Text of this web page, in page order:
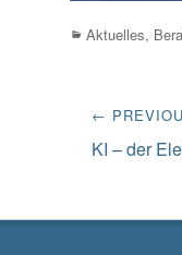
Categories
Aktuelles,
Beitrags-
←
Previous
KI – der